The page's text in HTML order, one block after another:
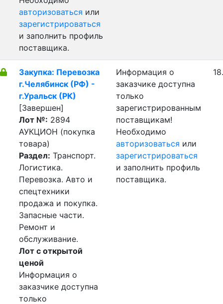
авторизоваться или
зарегистрироваться
и заполнить профиль
поставщика.
Закупка: Перевозка
г.Челябинск (РФ) -
г.Уральск (РК)
[Завершен]
Лот №: 2894
АУКЦИОН (покупка
товара)
Раздел: Транспорт.
Логистика.
Перевозка. Авто и
спецтехники
продажа и покупка.
Запасные части.
Ремонт и
обслуживание.
Лот с открытой
ценой
Информация о
заказчике доступна
только
Информация о
заказчике доступна
только
зарегистрированным
поставщикам!
Необходимо
авторизоваться или
зарегистрироваться
и заполнить профиль
поставщика.